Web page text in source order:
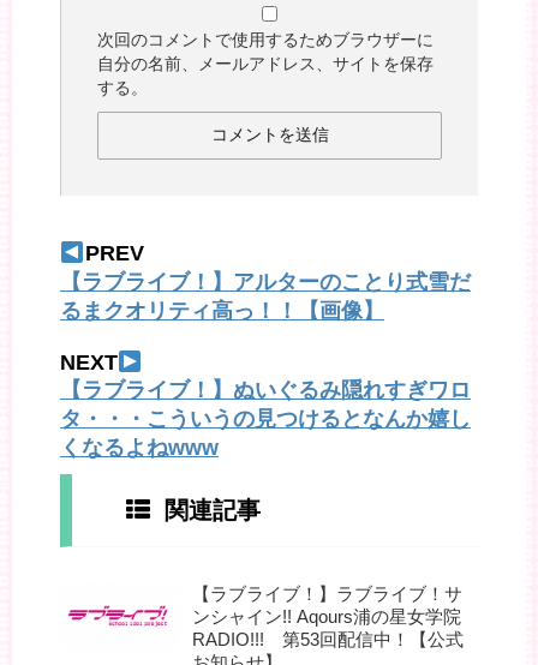
次回のコメントで使用するためブラウザーに
自分の名前、メールアドレス、サイトを保存
する。
PREV
【ラブライブ！】アルターのことり式雪だ
るまクオリティ高っ！！【画像】
NEXT
【ラブライブ！】ぬいぐるみ隠れすぎワロ
タ・・・こういうの見つけるとなんか嬉し
くなるよねwww
関連記事
【ラブライブ！】ラブライブ！サ
ンシャイン!! Aqours浦の星女学院
RADIO!!! 第53回配信中！【公式